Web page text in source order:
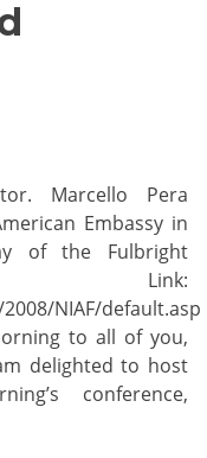
Marcello Pera
Embassy in
of the Fulbright
Link:
NIAF/default.asp
to all of you,
delighted to host
conference,